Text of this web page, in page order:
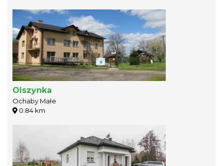
Olszynka
Ochaby Małe
0.84 km